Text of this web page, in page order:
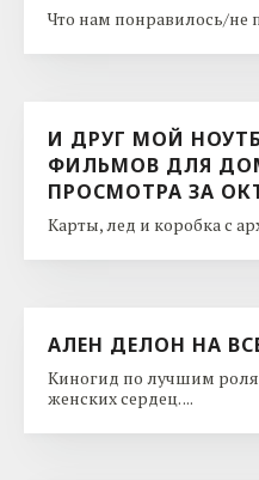
Что нам понравилось/не
И ДРУГ МОЙ
ФИЛЬМОВ ДЛЯ
ПРОСМОТРА ЗА
Карты, лед и коробка с
АЛЕН ДЕЛОН НА
Киногид по лучшим
женских сердец. ...